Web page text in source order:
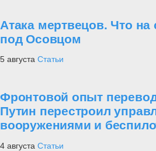
Атака мертвецов. Что
под Осовцом
5 августа Статьи
Фронтовой опыт
Путин перестроил
вооружениями и
4 августа Статьи